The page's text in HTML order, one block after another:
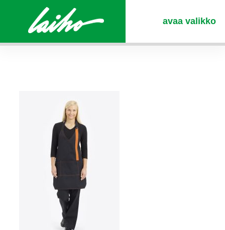
avaa valikko